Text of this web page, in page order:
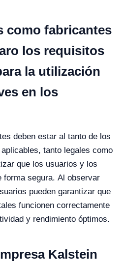
como fabricantes
los requisitos
la utilización
en los
deben estar al tanto de los
tanto legales como
que los usuarios y los
forma segura. Al observar
pueden garantizar que
funcionen correctamente
y rendimiento óptimos.
Kalstein